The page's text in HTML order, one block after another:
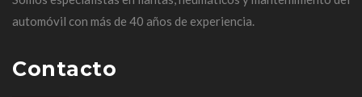
automóvil con más de 40 años de experiencia.
Contacto